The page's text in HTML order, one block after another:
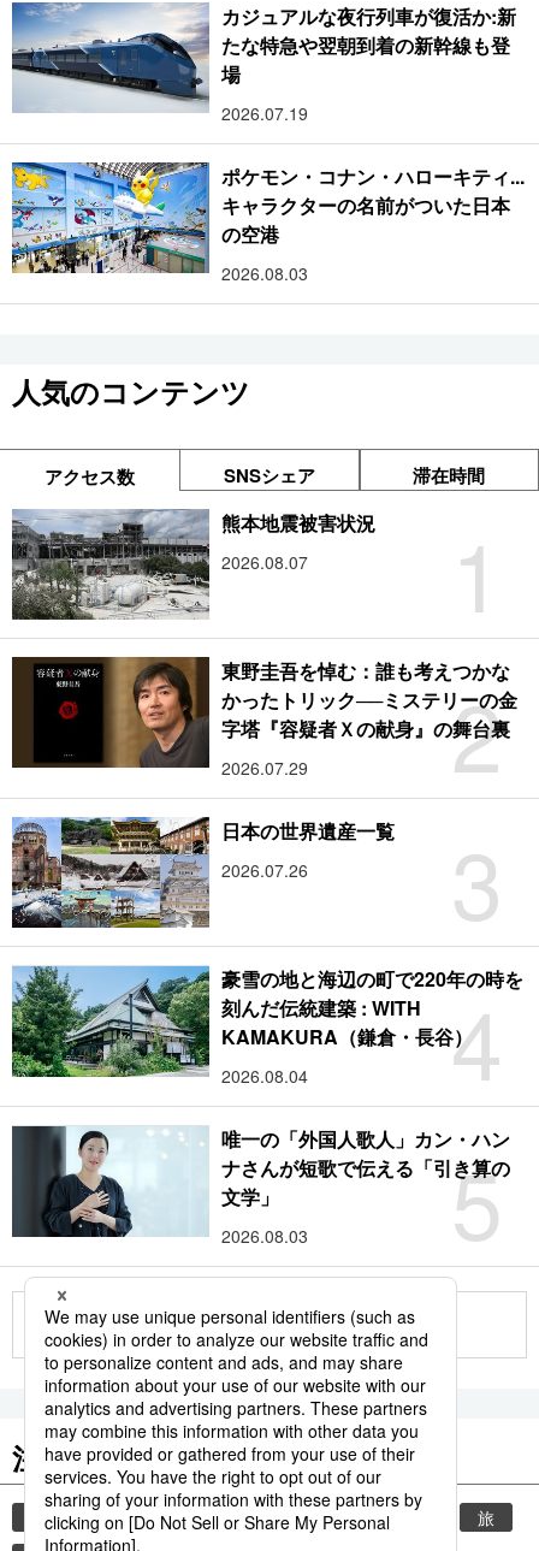
カジュアルな夜行列車が復活か:新
たな特急や翌朝到着の新幹線も登
場
2026.07.19
ポケモン・コナン・ハローキティ...
キャラクターの名前がついた日本
の空港
2026.08.03
人気のコンテンツ
アクセス数 SNSシェア 滞在時間
1
熊本地震被害状況
2026.08.07
2
東野圭吾を悼む：誰も考えつかな
かったトリック──ミステリーの金
字塔『容疑者Ｘの献身』の舞台裏
2026.07.29
3
日本の世界遺産一覧
2026.07.26
4
豪雪の地と海辺の町で220年の時を
刻んだ伝統建築 : WITH
KAMAKURA（鎌倉・長谷）
2026.08.04
5
唯一の「外国人歌人」カン・ハン
ナさんが短歌で伝える「引き算の
文学」
2026.08.03
もっと見る
注目のキーワード
共同通信ニュース 時事通信ニュース 観光
旅